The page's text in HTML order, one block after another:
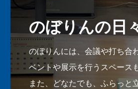
のぼりんの日
のぼりんには、会議や打ち合
ベントや展示を行うスペース
また、どなたでも、ふらっと